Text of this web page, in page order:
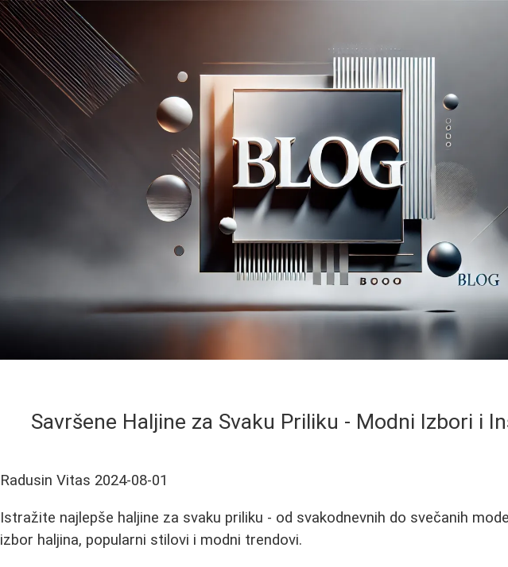
Savršene Haljine za Svaku Priliku - Modni Izbori i
Radusin Vitas 2024-08-01
Istražite najlepše haljine za svaku priliku - od svakodnevnih do svečanih
izbor haljina, popularni stilovi i modni trendovi.